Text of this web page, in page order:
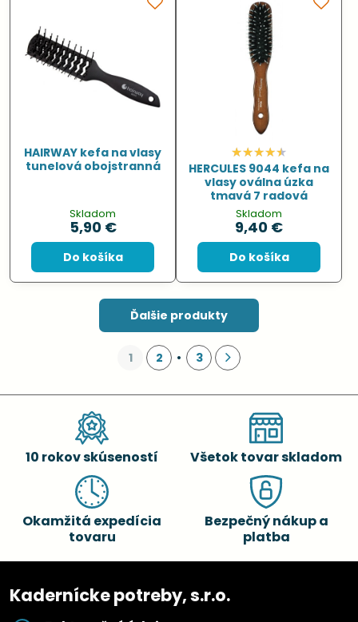
HAIRWAY kefa na vlasy
tunelová obojstranná
Skladom
5,90 €
Do košíka
HERCULES 9044 kefa na
vlasy oválna úzka
tmavá 7 radová
Skladom
9,40 €
Do košíka
Ďalšie produkty
1 2 3
10 rokov skúseností Všetok tovar skladom
Okamžitá expedícia
tovaru
Bezpečný nákup a
platba
Kadernícke potreby, s.r.o.